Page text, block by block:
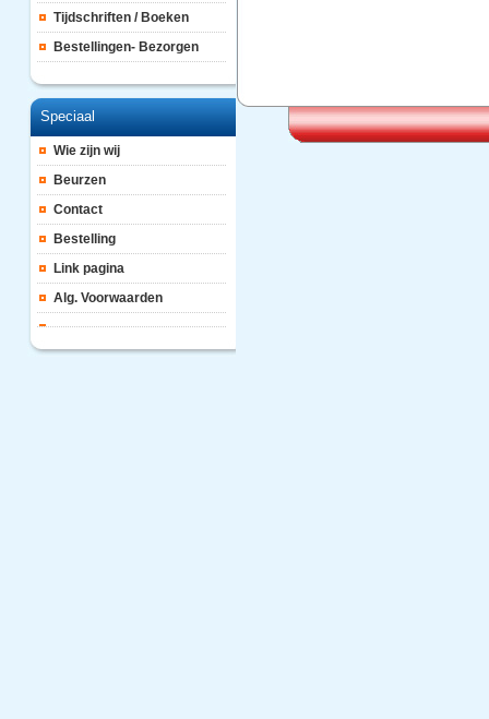
Tijdschriften / Boeken
Bestellingen- Bezorgen
Speciaal
Wie zijn wij
Beurzen
Contact
Bestelling
Link pagina
Alg. Voorwaarden